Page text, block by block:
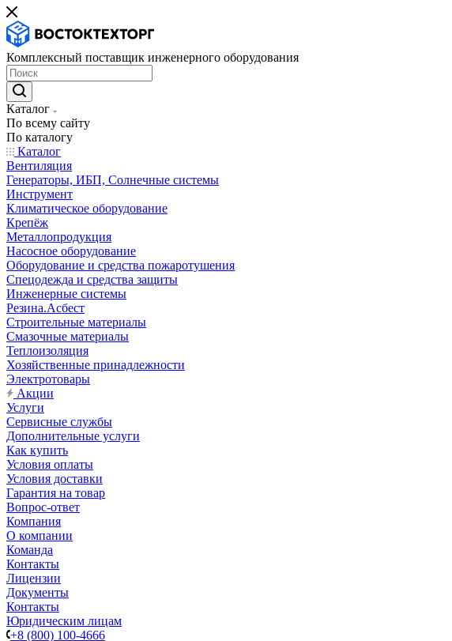
Комплексный поставщик инженерного оборудования
Каталог
По всему сайту
По каталогу
Каталог
Вентиляция
Генераторы, ИБП, Солнечные системы
Инструмент
Климатическое оборудование
Крепёж
Металлопродукция
Насосное оборудование
Оборудование и средства пожаротушения
Спецодежда и средства защиты
Инженерные системы
Резина.Асбест
Строительные материалы
Смазочные материалы
Теплоизоляция
Хозяйственные принадлежности
Электротовары
Акции
Услуги
Сервисные службы
Дополнительные услуги
Как купить
Условия оплаты
Условия доставки
Гарантия на товар
Вопрос-ответ
Компания
О компании
Команда
Контакты
Лицензии
Документы
Контакты
Юридическим лицам
+8 (800) 100-4666